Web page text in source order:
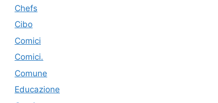
Chefs
Cibo
Comici
Comici.
Comune
Educazione